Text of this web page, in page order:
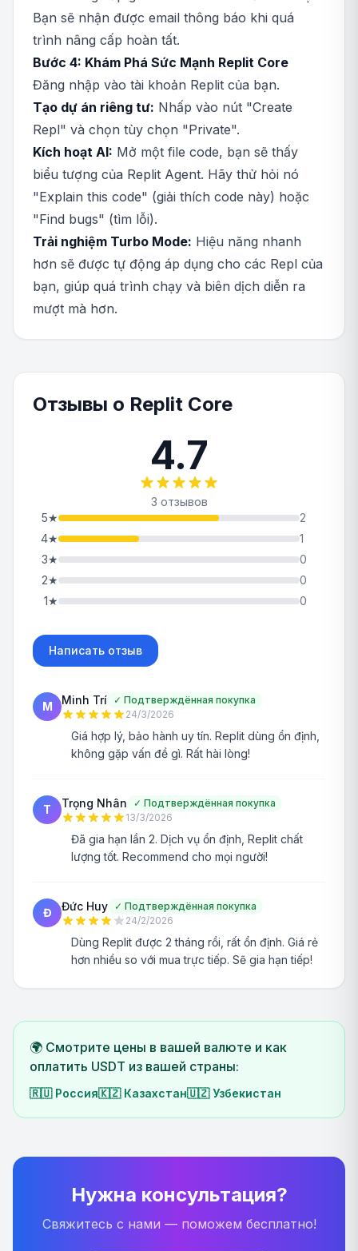
Bạn sẽ nhận được email thông báo khi quá
trình nâng cấp hoàn tất.
Bước 4: Khám Phá Sức Mạnh Replit Core
Đăng nhập vào tài khoản Replit của bạn.
Tạo dự án riêng tư: Nhấp vào nút "Create
Repl" và chọn tùy chọn "Private".
Kích hoạt AI: Mở một file code, bạn sẽ thấy
biểu tượng của Replit Agent. Hãy thử hỏi nó
"Explain this code" (giải thích code này) hoặc
"Find bugs" (tìm lỗi).
Trải nghiệm Turbo Mode: Hiệu năng nhanh
hơn sẽ được tự động áp dụng cho các Repl của
bạn, giúp quá trình chạy và biên dịch diễn ra
mượt mà hơn.
Отзывы о Replit Core
4.7
3 отзывов
5★
2
4★
1
3★
0
2★
0
1★ 0
Написать отзыв
M Minh Trí ✓ Подтверждённая покупка
24/3/2026
Giá hợp lý, bảo hành uy tín. Replit dùng ổn định,
không gặp vấn đề gì. Rất hài lòng!
T Trọng Nhân ✓ Подтверждённая покупка
13/3/2026
Đã gia hạn lần 2. Dịch vụ ổn định, Replit chất
lượng tốt. Recommend cho mọi người!
Đ Đức Huy ✓ Подтверждённая покупка
24/2/2026
Dùng Replit được 2 tháng rồi, rất ổn định. Giá rẻ
hơn nhiều so với mua trực tiếp. Sẽ gia hạn tiếp!
🌍 Смотрите цены в вашей валюте и как
оплатить USDT из вашей страны:
🇷🇺 Россия🇰🇿 Казахстан🇺🇿 Узбекистан
Нужна консультация?
Свяжитесь с нами — поможем бесплатно!